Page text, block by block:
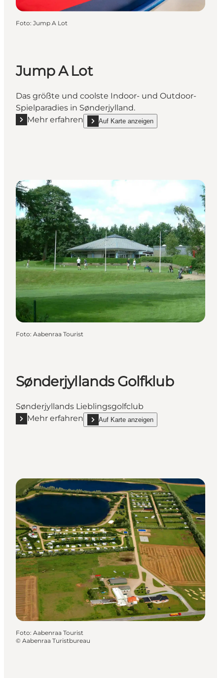
Foto: Jump A Lot
Jump A Lot
Das größte und coolste Indoor- und Outdoor-
Spielparadies in Sønderjylland.
Mehr erfahren
Mehr erfahren "Jump A Lot"Auf Karte anzeigen
show Jump A Lot on_map
Foto: Aabenraa Tourist
Sønderjyllands Golfklub
Sønderjyllands Lieblingsgolfclub
Mehr erfahren
Mehr erfahren "Sønderjyllands Golfklub"
Auf Karte anzeigen
show Sønderjyllands Golfklub on_map
Foto: Aabenraa Tourist
© Aabenraa Turistbureau